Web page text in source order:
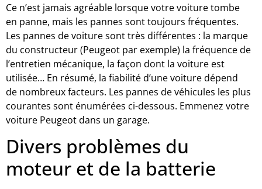
Ce n’est jamais agréable lorsque votre voiture tombe
en panne, mais les pannes sont toujours fréquentes.
Les pannes de voiture sont très différentes : la marque
du constructeur (Peugeot par exemple) la fréquence de
l’entretien mécanique, la façon dont la voiture est
utilisée… En résumé, la fiabilité d’une voiture dépend
de nombreux facteurs. Les pannes de véhicules les plus
courantes sont énumérées ci-dessous. Emmenez votre
voiture Peugeot dans un garage.
Divers problèmes du
moteur et de la batterie